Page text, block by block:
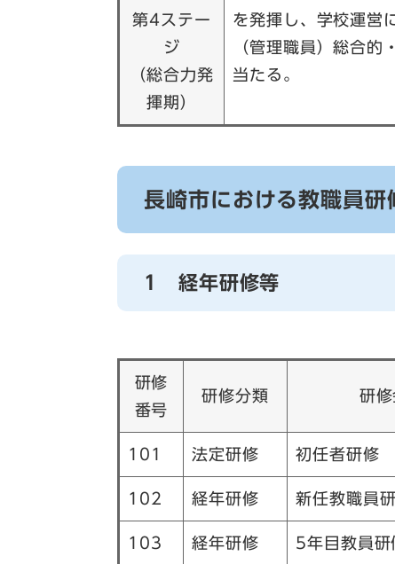
第4ステー
ジ
（総合力発
揮期）
を発揮し、学校運営
（管理職員）総合的
当たる。
長崎市における教職員研
1 経年研修等
研修
番号
研修分類 研
101 法定研修 初任者研修
102 経年研修 新任教職員
103 経年研修 5年目教員研